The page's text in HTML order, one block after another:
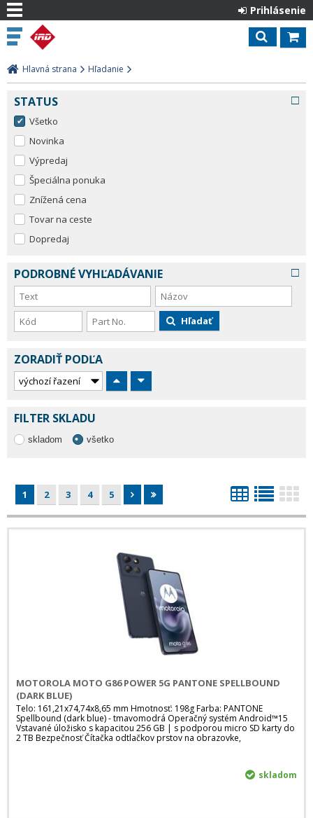
Prihlásenie
Hlavná strana Hľadanie
STATUS
Všetko
Novinka
Výpredaj
Špeciálna ponuka
Znížená cena
Tovar na ceste
Dopredaj
PODROBNÉ VYHĽADÁVANIE
Hľadať
ZORADIŤ PODĽA
FILTER SKLADU
skladom všetko
1 2 3 4 5
MOTOROLA MOTO G86 POWER 5G PANTONE SPELLBOUND
(DARK BLUE)
Telo: 161,21x74,74x8,65 mm Hmotnosť: 198g Farba: PANTONE
Spellbound (dark blue) - tmavomodrá Operačný systém Android™15
Vstavané úložisko s kapacitou 256 GB | s podporou micro SD karty do
2 TB Bezpečnosť Čítačka odtlačkov prstov na obrazovke,
skladom